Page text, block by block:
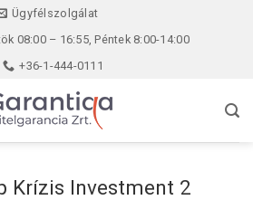
Ügyfélszolgálat
08:00 – 16:55, Péntek 8:00-14:00
+36-1-444-0111
Krízis Investment 2